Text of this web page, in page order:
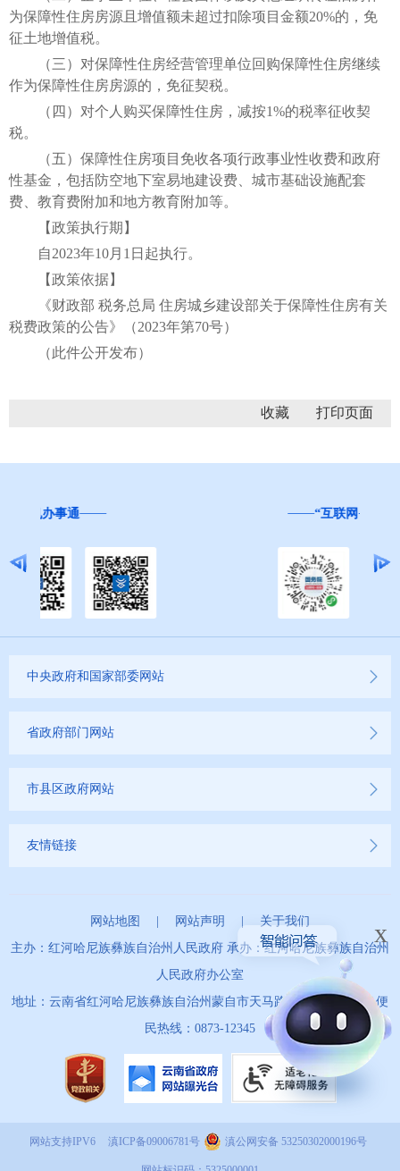
为保障性住房房源且增值额未超过扣除项目金额20%的，免
征土地增值税。
（三）对保障性住房经营管理单位回购保障性住房继续
作为保障性住房房源的，免征契税。
（四）对个人购买保障性住房，减按1%的税率征收契
税。
（五）保障性住房项目免收各项行政事业性收费和政府
性基金，包括防空地下室易地建设费、城市基础设施配套
费、教育费附加和地方教育附加等。
【政策执行期】
自2023年10月1日起执行。
【政策依据】
《财政部 税务总局 住房城乡建设部关于保障性住房有关
税费政策的公告》（2023年第70号）
（此件公开发布）
收藏
中央政府和国家部委网站
省政府部门网站
市县区政府网站
友情链接
网站地图 网站声明
关于我们
主办：红河哈尼族彝族自治州人民政府 承办：红河哈尼族彝族自治州
人民政府办公室
地址：云南省红河哈尼族彝族自治州蒙自市天马路67号 政务服务便
民热线：0873-12345
x
网站支持IPV6 滇ICP备09006781号 滇公网安备 53250302000196号